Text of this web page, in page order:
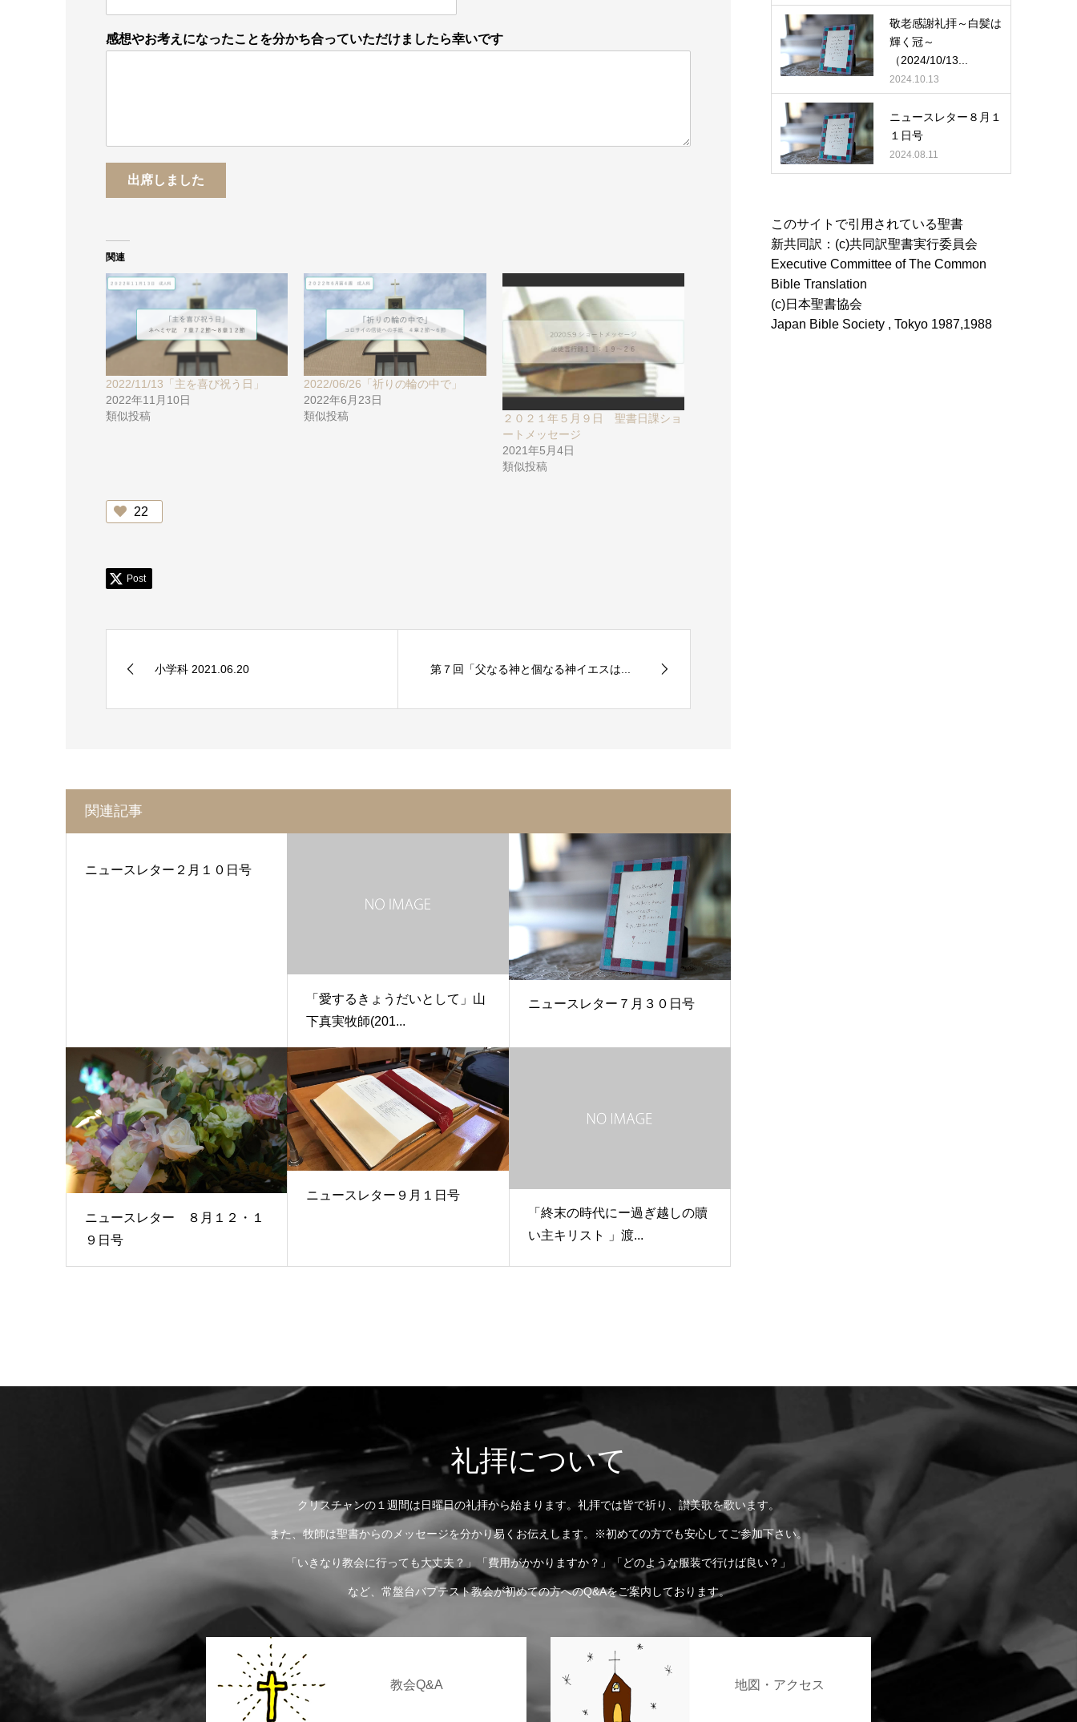
感想やお考えになったことを分かち合っていただけましたら幸いです
出席しました
関連
2022/11/13「主を喜び祝う日」
2022年11月10日
類似投稿
2022/06/26「祈りの輪の中で」
2022年6月23日
類似投稿
２０２１年５月９日 聖書日課ショ
ートメッセージ
2021年5月4日
類似投稿
22
Post
小学科 2021.06.20 第７回「父なる神と個なる神イエスは...
関連記事
ニュースレター２月１０日号
「愛するきょうだいとして」山
下真実牧師(201...
ニュースレター７月３０日号
ニュースレター ８月１２・１
９日号
ニュースレター９月１日号
「終末の時代にー過ぎ越しの贖
い主キリスト 」渡...
敬老感謝礼拝～白髪は
輝く冠～
（2024/10/13...
2024.10.13
ニュースレター８月１
１日号
2024.08.11
このサイトで引用されている聖書
新共同訳：(c)共同訳聖書実行委員会
Executive Committee of The Common
Bible Translation
(c)日本聖書協会
Japan Bible Society , Tokyo 1987,1988
礼拝について
クリスチャンの１週間は日曜日の礼拝から始まります。礼拝では皆で祈り、讃美歌を歌います。
また、牧師は聖書からのメッセージを分かり易くお伝えします。※初めての方でも安心してご参加下さい。
「いきなり教会に行っても大丈夫？」「費用がかかりますか？」「どのような服装で行けば良い？」
など、常盤台バプテスト教会が初めての方へのQ&Aをご案内しております。
教会Q&A 地図・アクセス